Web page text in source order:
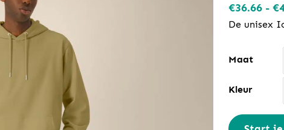
€36.66 - €
De unisex
Maat
Kleur
Cruiser